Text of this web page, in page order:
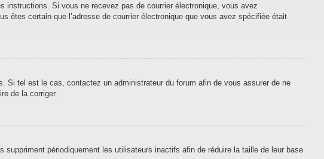
Si vous ne recevez pas de courrier électronique, vous avez
êtes certain que l’adresse de courrier électronique que vous avez spécifiée était
Si tel est le cas, contactez un administrateur du forum afin de vous assurer de ne
de la corriger.
suppriment périodiquement les utilisateurs inactifs afin de réduire la taille de leur base